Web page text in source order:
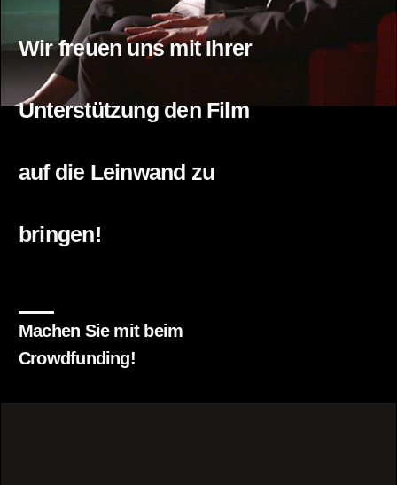
Wir freuen uns mit Ihrer
Unterstützung den Film
auf die Leinwand zu
bringen!
Machen Sie mit beim
Crowdfunding!